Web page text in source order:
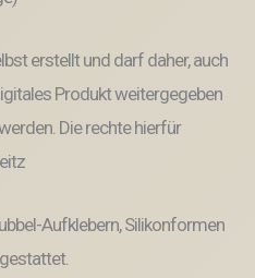
erstellt und darf daher, auch
Produkt weitergegeben
Die rechte hierfür
Aufklebern, Silikonformen